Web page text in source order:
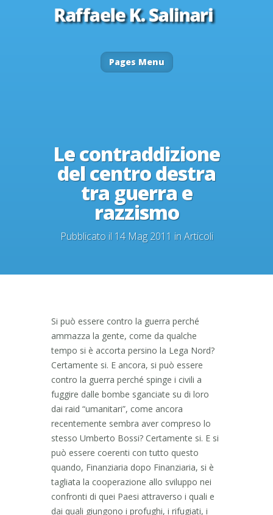
Pages Menu
Le contraddizione
del centro destra
tra guerra e
razzismo
Pubblicato il 14 Mag 2011 inArticoli
Si può essere contro la guerra perché
ammazza la gente, come da qualche
tempo si è accorta persino la Lega Nord?
Certamente si. E ancora, si può essere
contro la guerra perché spinge i civili a
fuggire dalle bombe sganciate su di loro
dai raid “umanitari”, come ancora
recentemente sembra aver compreso lo
stesso Umberto Bossi? Certamente si. E si
può essere coerenti con tutto questo
quando, Finanziaria dopo Finanziaria, si è
tagliata la cooperazione allo sviluppo nei
confronti di quei Paesi attraverso i quali e
dai quali giungono i profughi, i rifugiati, i